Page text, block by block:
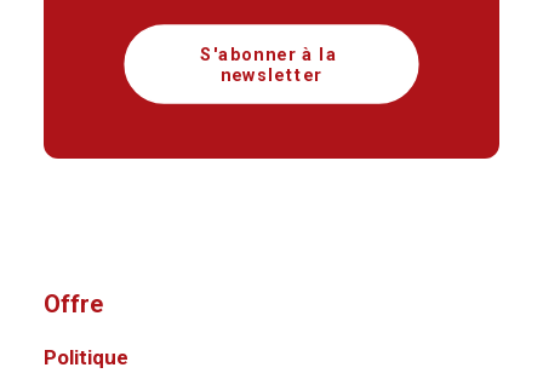
S'abonner à la
newsletter
Offre
Politique